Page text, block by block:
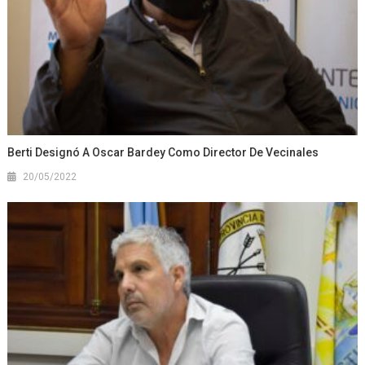
Berti Designó A Oscar Bardey Como Director De Vecinales
20/05/2022